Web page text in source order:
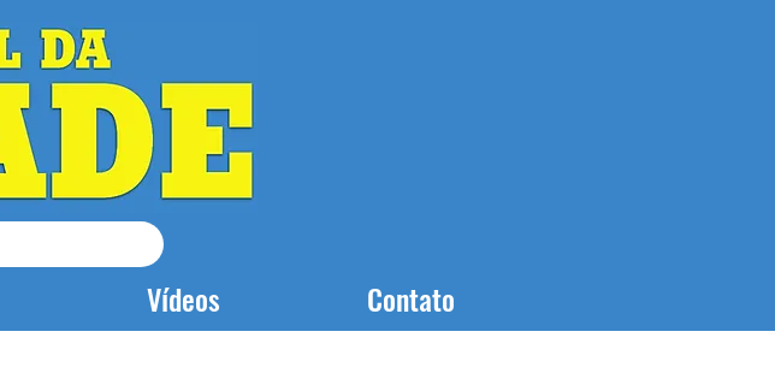
Vídeos Contato